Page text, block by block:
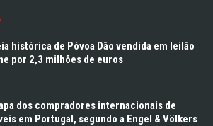
histórica de Póvoa Dão vendida em leilão
por 2,3 milhões de euros
dos compradores internacionais de
em Portugal, segundo a Engel & Völkers